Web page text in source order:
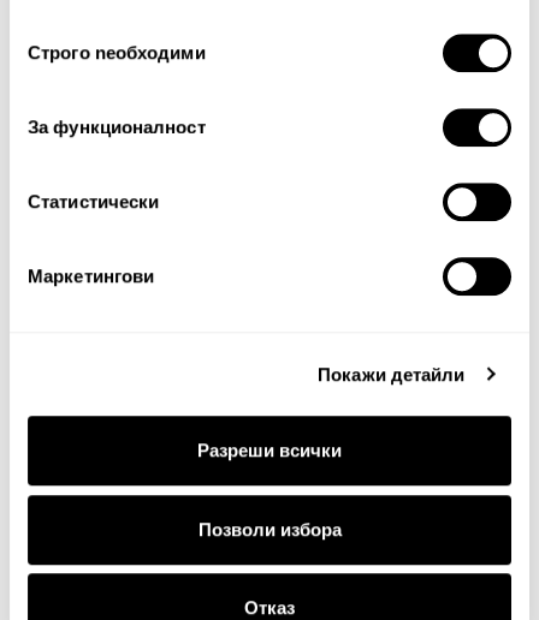
наСтрого nеобходими
За функционалност
Статистически
Маркетингови
Покажи детайли
Разреши всички
Позволи избора
Отказ
Тест за сигурност
ДОСТАВКА